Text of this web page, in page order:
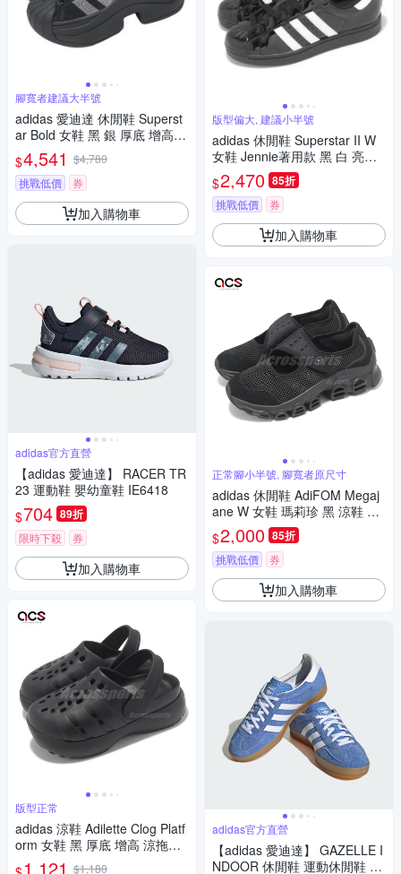
腳寬者建議大半號
adidas 愛迪達 休閒鞋 Superst
ar Bold 女鞋 黑 銀 厚底 增高
復古 貝殼鞋 IH1663
$4,541 $4,780
挑戰低價
券
加入購物車
adidas官方直營
【adidas 愛迪達】 RACER TR
23 運動鞋 嬰幼童鞋 IE6418
$704 89折
限時下殺 券
加入購物車
版型正常
adidas 涼鞋 Adilette Clog Platf
orm 女鞋 黑 厚底 增高 涼拖鞋
愛迪達 JP9577
1,121 $1,180
版型偏大, 建議小半號
adidas 休閒鞋 Superstar II W
女鞋 Jennie著用款 黑 白 亮皮
漆皮 貝殼頭 愛迪達 JS4009
$2,470 85折
挑戰低價 券
加入購物車
正常腳小半號, 腳寬者原尺寸
adidas 休閒鞋 AdiFOM Megaj
ane W 女鞋 瑪莉珍 黑 涼鞋 愛
迪達 JI2416
$2,000 85折
挑戰低價 券
加入購物車
adidas官方直營
【adidas 愛迪達】 GAZELLE I
NDOOR 休閒鞋 運動休閒鞋 德